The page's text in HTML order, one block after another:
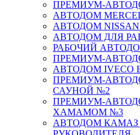
ПРЕМИУМ-
АВТОДОМ
АВТОДОМ NISSAN
АВТОДОМ ДЛЯ
РАБОЧИЙ
ПРЕМИУМ-
АВТОДОМ IVECO
ПРЕМИУМ-
САУНОЙ №2
ПРЕМИУМ-
ХАМАМОМ №3
АВТОДОМ КАМАЗ